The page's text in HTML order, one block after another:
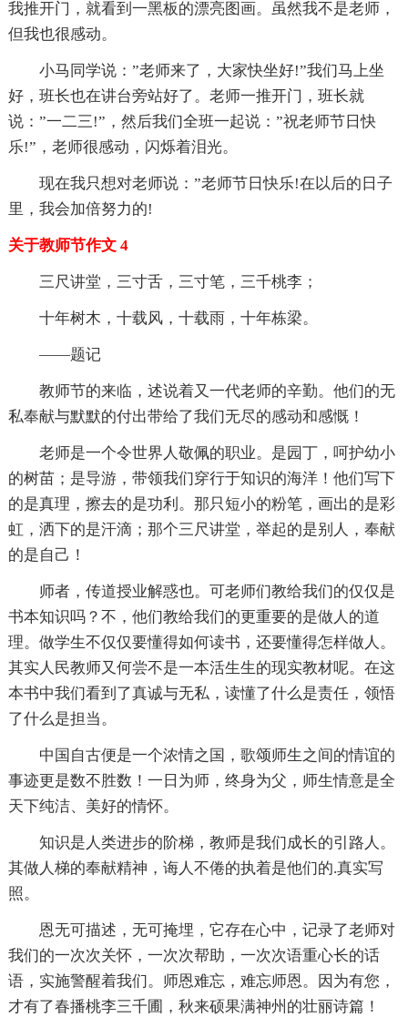
我推开门，就看到一黑板的漂亮图画。虽然我不是老师，
但我也很感动。
小马同学说：”老师来了，大家快坐好!”我们马上坐
好，班长也在讲台旁站好了。老师一推开门，班长就
说：”一二三!”，然后我们全班一起说：”祝老师节日快
乐!”，老师很感动，闪烁着泪光。
现在我只想对老师说：”老师节日快乐!在以后的日子
里，我会加倍努力的!
关于教师节作文 4
三尺讲堂，三寸舌，三寸笔，三千桃李；
十年树木，十载风，十载雨，十年栋梁。
——题记
教师节的来临，述说着又一代老师的辛勤。他们的无
私奉献与默默的付出带给了我们无尽的感动和感慨！
老师是一个令世界人敬佩的职业。是园丁，呵护幼小
的树苗；是导游，带领我们穿行于知识的海洋！他们写下
的是真理，擦去的是功利。那只短小的粉笔，画出的是彩
虹，洒下的是汗滴；那个三尺讲堂，举起的是别人，奉献
的是自己！
师者，传道授业解惑也。可老师们教给我们的仅仅是
书本知识吗？不，他们教给我们的更重要的是做人的道
理。做学生不仅仅要懂得如何读书，还要懂得怎样做人。
其实人民教师又何尝不是一本活生生的现实教材呢。在这
本书中我们看到了真诚与无私，读懂了什么是责任，领悟
了什么是担当。
中国自古便是一个浓情之国，歌颂师生之间的情谊的
事迹更是数不胜数！一日为师，终身为父，师生情意是全
天下纯洁、美好的情怀。
知识是人类进步的阶梯，教师是我们成长的引路人。
其做人梯的奉献精神，诲人不倦的执着是他们的.真实写
照。
恩无可描述，无可掩埋，它存在心中，记录了老师对
我们的一次次关怀，一次次帮助，一次次语重心长的话
语，实施警醒着我们。师恩难忘，难忘师恩。因为有您，
才有了春播桃李三千圃，秋来硕果满神州的壮丽诗篇！